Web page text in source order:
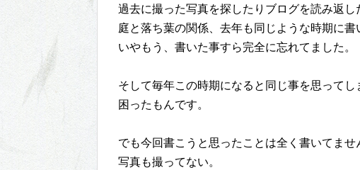
過去に撮った写真を探したりブログを読み返
庭と落ち葉の関係、去年も同じような時期に書
いやもう、書いた事すら完全に忘れてました。
そして毎年この時期になると同じ事を思ってし
困ったもんです。
でも今回書こうと思ったことは全く書いてませ
写真も撮ってない。